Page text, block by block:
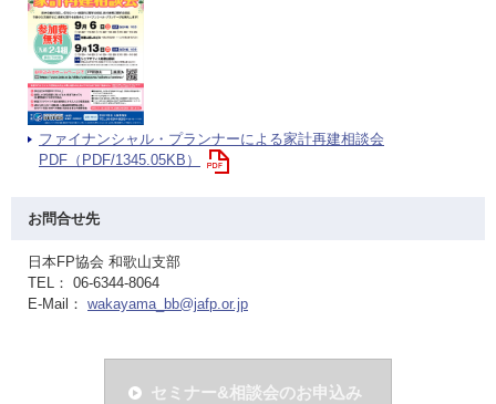
ファイナンシャル・プランナーによる家計再建相談会
PDF（PDF/1345.05KB）
お問合せ先
日本FP協会 和歌山支部
TEL： 06-6344-8064
E-Mail： wakayama_bb@jafp.or.jp
セミナー&相談会のお申込み